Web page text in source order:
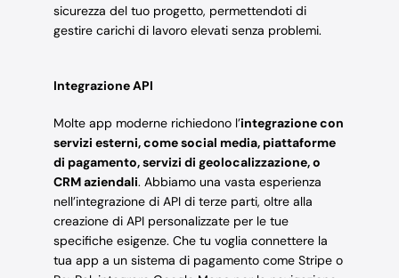
sicurezza del tuo progetto, permettendoti di
gestire carichi di lavoro elevati senza problemi.
Integrazione API
Molte app moderne richiedono l’integrazione con
servizi esterni, come social media, piattaforme
di pagamento, servizi di geolocalizzazione, o
CRM aziendali. Abbiamo una vasta esperienza
nell’integrazione di API di terze parti, oltre alla
creazione di API personalizzate per le tue
specifiche esigenze. Che tu voglia connettere la
tua app a un sistema di pagamento come Stripe o